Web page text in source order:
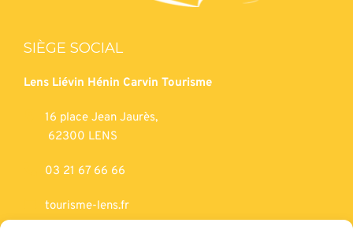
SIÈGE SOCIAL
Lens Liévin Hénin Carvin Tourisme
16 place Jean Jaurès,
62300 LENS
03 21 67 66 66
tourisme-lens.fr